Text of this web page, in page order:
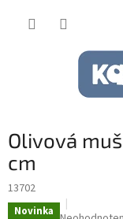
Olivová
cm
13702
Novinka